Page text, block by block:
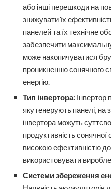
або інші перешкоди на
знижувати їх
панелей та їх технічне
забезпечити
може накопичуватися
проникненню сонячного
енергію.
Тип інвертора: Інвертор
яку генерують панелі, на
інвертора можуть
продуктивність сонячної
високою ефективністю
використовувати
Системи збереження